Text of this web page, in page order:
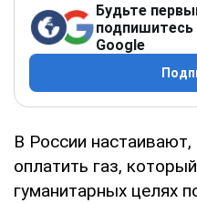
Будьте
подпишитесь
Google
В России
оплатить газ,
гуманитарных целях